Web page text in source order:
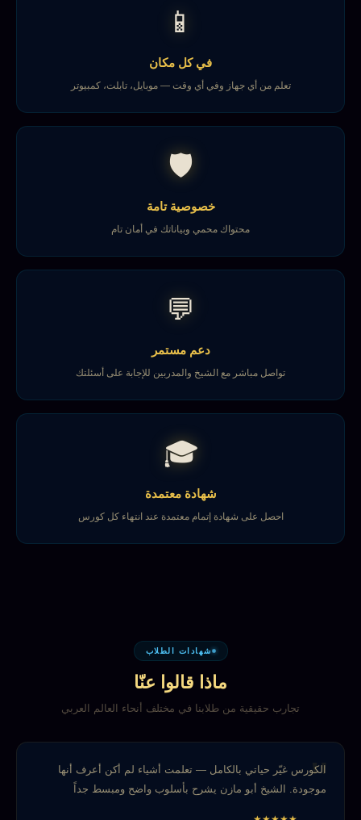
📱
في كل مكان
تعلم من أي جهاز وفي أي وقت — موبايل، تابلت، كمبيوتر
🛡️
خصوصية تامة
محتواك محمي وبياناتك في أمان تام
💬
دعم مستمر
تواصل مباشر مع الشيخ والمدربين للإجابة على أسئلتك
🎓
شهادة معتمدة
احصل على شهادة إتمام معتمدة عند انتهاء كل كورس
شهادات الطلاب
ماذا قالوا عنّا
تجارب حقيقية من طلابنا في مختلف أنحاء العالم العربي
الكورس غيّر حياتي بالكامل — تعلمت أشياء لم أكن أعرف أنها
موجودة. الشيخ أبو مازن يشرح بأسلوب واضح ومبسط جداً